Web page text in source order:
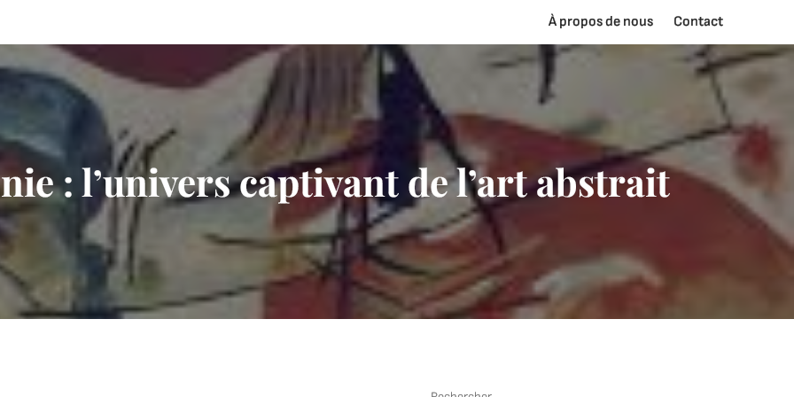
À propos de nous Contact
: l’univers captivant de l’art abstrait